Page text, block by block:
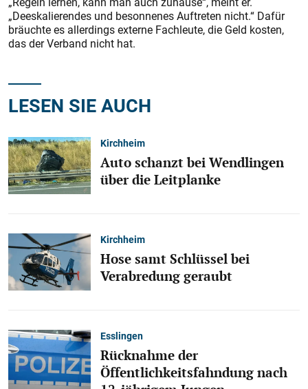
„Deeskalierendes und besonnenes Auftreten nicht.“ Dafür
bräuchte es allerdings externe Fachleute, die Geld kosten,
das der Verband nicht hat.
LESEN SIE AUCH
Kirchheim
Auto schanzt bei Wendlingen
über die Leitplanke
Kirchheim
Hose samt Schlüssel bei
Verabredung geraubt
Esslingen
Rücknahme der
Öffentlichkeitsfahndung nach